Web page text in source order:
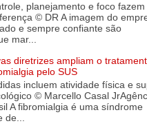
planejamento e foco fazem
© DR A imagem do
e sempre confiante são
mar...
diretrizes ampliam o
pelo SUS
incluem atividade física e
© Marcello Casal
A fibromialgia é uma síndrome